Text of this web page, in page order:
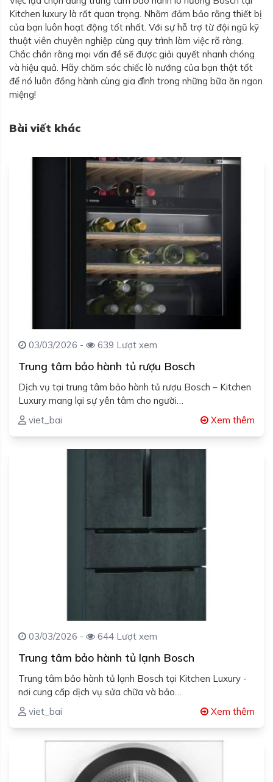
Kitchen luxury là rất quan trọng. Nhằm đảm bảo rằng thiết bị
của bạn luôn hoạt động tốt nhất. Với sự hỗ trợ từ đội ngũ kỹ
thuật viên chuyên nghiệp cùng quy trình làm việc rõ ràng.
Chắc chắn rằng mọi vấn đề sẽ được giải quyết nhanh chóng
và hiệu quả. Hãy chăm sóc chiếc lò nướng của bạn thật tốt
để nó luôn đồng hành cùng gia đình trong những bữa ăn ngon
miệng!
Bài viết khác
03/03/2026 - 639 Lượt xem
Trung tâm bảo hành tủ rượu Bosch
Dịch vụ tại trung tâm bảo hành tủ rượu Bosch – Kitchen
Luxury mang lại sự yên tâm cho người…
viet_bai
Xem thêm
03/03/2026 - 644 Lượt xem
Trung tâm bảo hành tủ lạnh Bosch
Trung tâm bảo hành tủ lạnh Bosch tại Kitchen Luxury -
nơi cung cấp dịch vụ sửa chữa và bảo…
viet_bai
Xem thêm